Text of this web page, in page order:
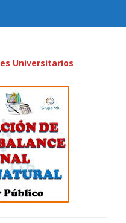
Universitarios